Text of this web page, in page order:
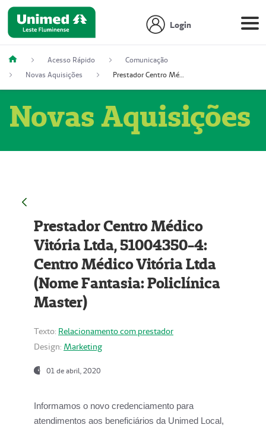
Login
Acesso Rápido
Comunicação
Novas Aquisições
Prestador Centro Médico Vitória Ltda, 51004350-4: Centro Médico Vitória Ltda (Nome Fantasia: Policlínica Master)
Novas Aquisições
Prestador Centro Médico
Vitória Ltda, 51004350-4:
Centro Médico Vitória Ltda
(Nome Fantasia: Policlínica
Master)
Texto: Relacionamento com prestador
Design: Marketing
01 de abril, 2020
Informamos o novo credenciamento para
atendimentos aos beneficiários da Unimed Local,